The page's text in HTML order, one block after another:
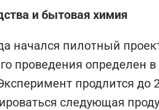
и бытовая химия
начался пилотный
проведения определен
продлится до
следующая